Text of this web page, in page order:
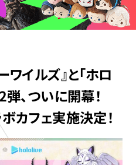
イルズ』と「ホロ
弾、ついに開幕！
カフェ実施決定！